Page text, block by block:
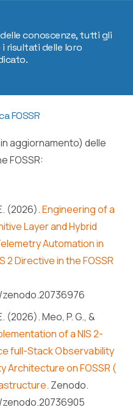
conoscenze, tutti gli
risultati delle loro
FOSSR
aggiornamento) delle
FOSSR:
(2026).Engineering of a
Layer and Hybrid
Automation in
2 Directive in the FOSSR
(2026). Meo, P. G., &
of a NIS 2-
full-Stack Observability
Architecture on FOSSR (
Zenodo.